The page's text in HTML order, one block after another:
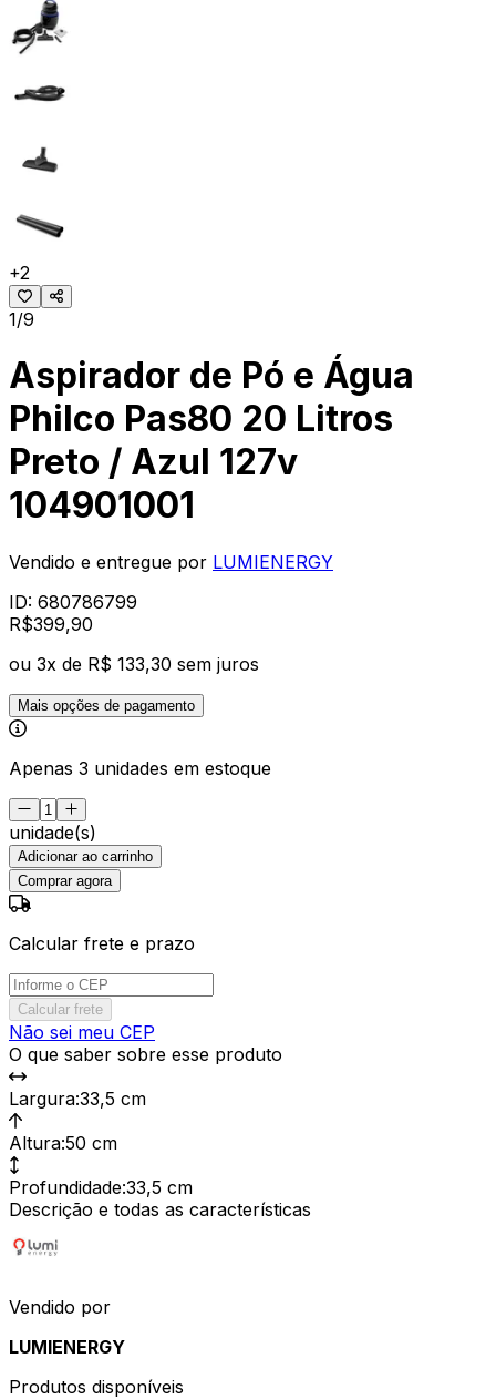
+2
1/9
Aspirador de Pó e Água
Philco Pas80 20 Litros
Preto / Azul 127v
104901001
Vendido e entregue por LUMIENERGY
ID: 680786799
R$399,90
ou 3x de R$ 133,30 sem juros
Mais opções de pagamento
Apenas 3 unidades em estoque
unidade(s)
Adicionar ao carrinho
Comprar agora
Calcular frete e prazo
Calcular frete
Não sei meu CEP
O que saber sobre esse produto
Largura:33,5 cm
Altura:50 cm
Profundidade:33,5 cm
Descrição e todas as características
Vendido por
LUMIENERGY
Produtos disponíveis